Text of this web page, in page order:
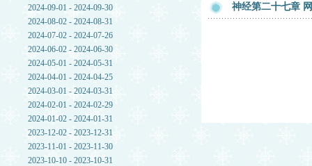
2024-09-01 - 2024-09-30
2024-08-02 - 2024-08-31
2024-07-02 - 2024-07-26
2024-06-02 - 2024-06-30
2024-05-01 - 2024-05-31
2024-04-01 - 2024-04-25
2024-03-01 - 2024-03-31
2024-02-01 - 2024-02-29
2024-01-02 - 2024-01-31
2023-12-02 - 2023-12-31
2023-11-01 - 2023-11-30
2023-10-10 - 2023-10-31
神经第二十七章